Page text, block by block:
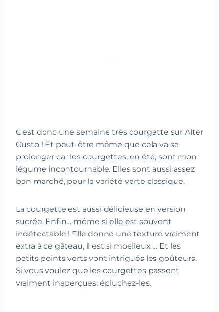
C’est donc une semaine très courgette sur Alter
Gusto ! Et peut-être même que cela va se
prolonger car les courgettes, en été, sont mon
légume incontournable. Elles sont aussi assez
bon marché, pour la variété verte classique.
La courgette est aussi délicieuse en version
sucrée. Enfin… même si elle est souvent
indétectable ! Elle donne une texture vraiment
extra à ce gâteau, il est si moelleux … Et les
petits points verts vont intrigués les goûteurs.
Si vous voulez que les courgettes passent
vraiment inaperçues, épluchez-les.